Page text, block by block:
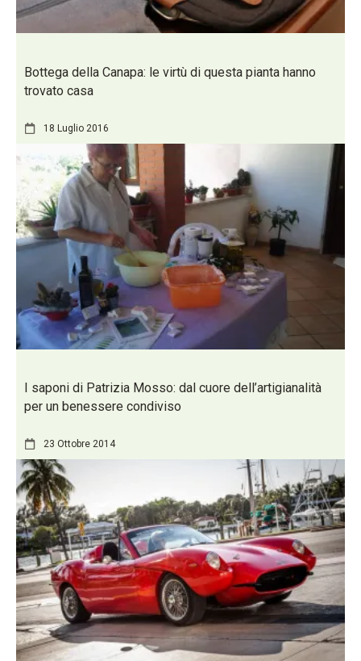
Bottega della Canapa: le virtù di questa pianta hanno
trovato casa
18 Luglio 2016
I saponi di Patrizia Mosso: dal cuore dell’artigianalità
per un benessere condiviso
23 Ottobre 2014